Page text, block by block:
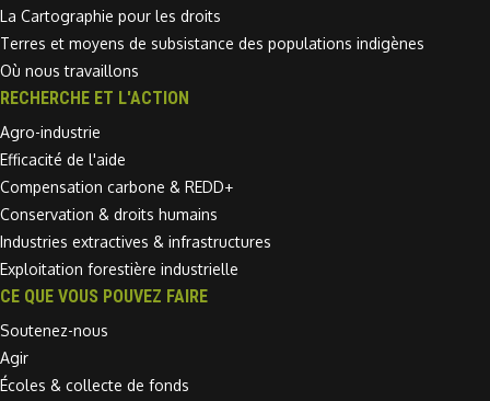
La Cartographie pour les droits
Terres et moyens de subsistance des populations indigènes
Où nous travaillons
RECHERCHE ET L'ACTION
Agro-industrie
Efficacité de l'aide
Compensation carbone & REDD+
Conservation & droits humains
Industries extractives & infrastructures
Exploitation forestière industrielle
CE QUE VOUS POUVEZ FAIRE
Soutenez-nous
Agir
Écoles & collecte de fonds